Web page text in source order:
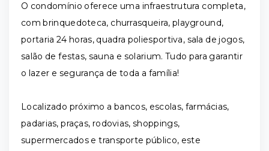
O condomínio oferece uma infraestrutura completa,
com brinquedoteca, churrasqueira, playground,
portaria 24 horas, quadra poliesportiva, sala de jogos,
salão de festas, sauna e solarium. Tudo para garantir
o lazer e segurança de toda a família!
Localizado próximo a bancos, escolas, farmácias,
padarias, praças, rodovias, shoppings,
supermercados e transporte público, este